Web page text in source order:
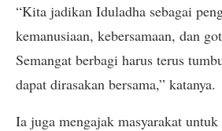
“Kita jadikan Iduladha sebagai
kemanusiaan, kebersamaan, dan
Semangat berbagi harus terus
dapat dirasakan bersama,” katanya.
Ia juga mengajak masyarakat